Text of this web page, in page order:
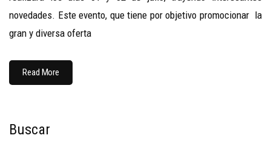
novedades. Este evento, que tiene por objetivo promocionar la
gran y diversa oferta
Read More
Buscar